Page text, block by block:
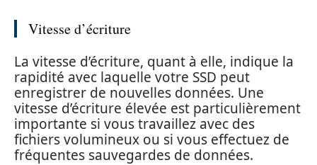
Vitesse d’écriture
La vitesse d’écriture, quant à elle, indique la
rapidité avec laquelle votre SSD peut
enregistrer de nouvelles données. Une
vitesse d’écriture élevée est particulièrement
importante si vous travaillez avec des
fichiers volumineux ou si vous effectuez de
fréquentes sauvegardes de données.